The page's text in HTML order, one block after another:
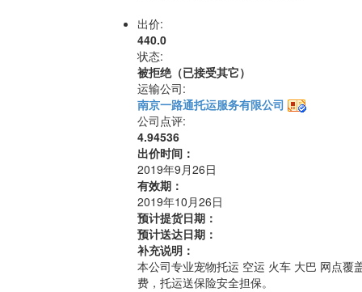
出价:
440.0
状态:
被拒绝（已接受其它）
运输公司:
南京一路通托运服务有限公司
公司点评:
4.94536
出价时间：
2019年9月26日
有效期：
2019年10月26日
预计提货日期：
预计送达日期：
补充说明：
本公司专业宠物托运 空运 火车 大巴 网点覆
费，托运送保险安全担保。